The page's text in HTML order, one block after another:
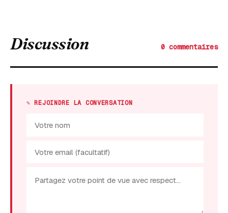
Discussion 0 commentaires
✎ REJOINDRE LA CONVERSATION